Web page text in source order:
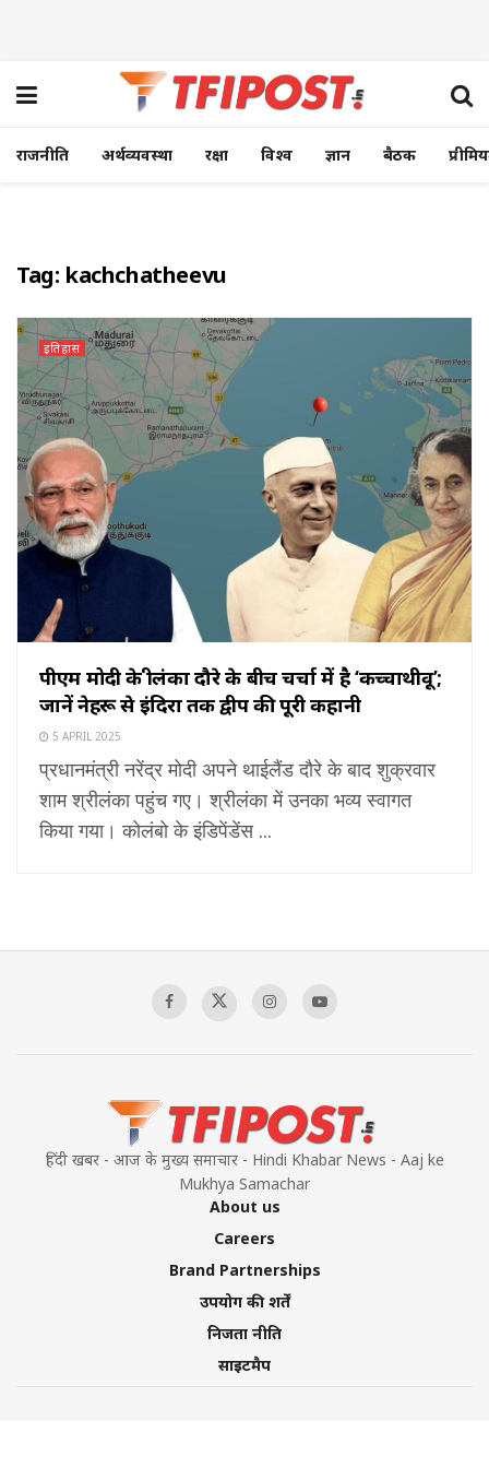
राजनीति अर्थव्यवस्था रक्षा विश्व ज्ञान बैठक
Tag: kachchatheevu
इतिहास
पीएम मोदी के श्रीलंका दौरे के बीच चर्चा में है ‘कच्चाथीवू’;
जानें नेहरू से इंदिरा तक द्वीप की पूरी कहानी
5 APRIL 2025
प्रधानमंत्री नरेंद्र मोदी अपने थाईलैंड दौरे के बाद शुक्रवार
शाम श्रीलंका पहुंच गए। श्रीलंका में उनका भव्य स्वागत
किया गया। कोलंबो के इंडिपेंडेंस ...
हिंदी खबर - आज के मुख्य समाचार - Hindi Khabar News - Aaj ke
Mukhya Samachar
About us
Careers
Brand Partnerships
उपयोग की शर्तें
निजता नीति
साइटमैप